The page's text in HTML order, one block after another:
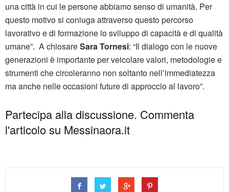
una città in cui le persone abbiamo senso di umanità. Per
questo motivo si coniuga attraverso questo percorso
lavorativo e di formazione lo sviluppo di capacità e di qualità
umane”. A chiosareSara Tornesi: “Il dialogo con le nuove
generazioni è importante per veicolare valori, metodologie e
strumenti che circoleranno non soltanto nell’immediatezza
ma anche nelle occasioni future di approccio al lavoro”.
Partecipa alla discussione. Commenta
l'articolo su Messinaora.it